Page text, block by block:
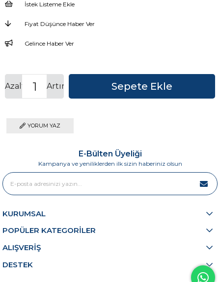
İstek Listeme Ekle
Fiyat Düşünce Haber Ver
Gelince Haber Ver
Artır
Azalt
YORUM YAZ
E-Bülten Üyeliği
Kampanya ve yeniliklerden ilk sizin haberiniz olsun
KURUMSAL
POPÜLER KATEGORİLER
ALIŞVERİŞ
DESTEK